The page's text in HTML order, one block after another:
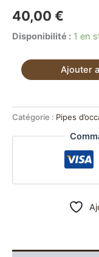
40,00 €
Disponibilité : 1 en
quantité
Ropp
Regence
S46
Ajouter
Catégorie : Pipes